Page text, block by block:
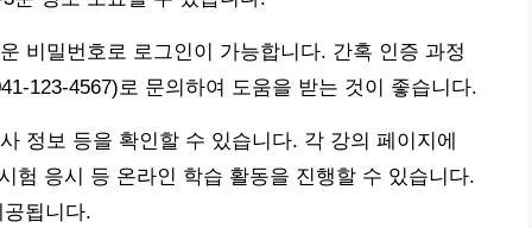
비밀번호로 로그인이 가능합니다. 간혹 인증 과정
123-4567)로 문의하여 도움을 받는 것이 좋습니다.
정보 등을 확인할 수 있습니다. 각 강의 페이지에
험 응시 등 온라인 학습 활동을 진행할 수 있습니다.
됩니다.